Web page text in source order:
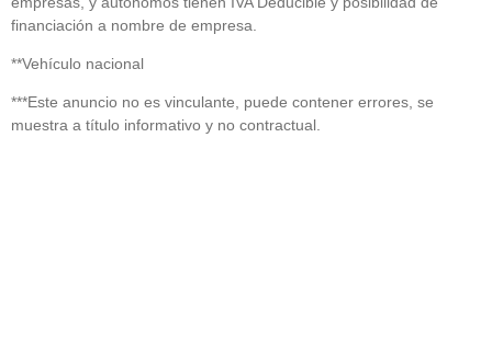
financiación a nombre de empresa.
**Vehículo nacional
***Este anuncio no es vinculante, puede contener errores, se
muestra a título informativo y no contractual.